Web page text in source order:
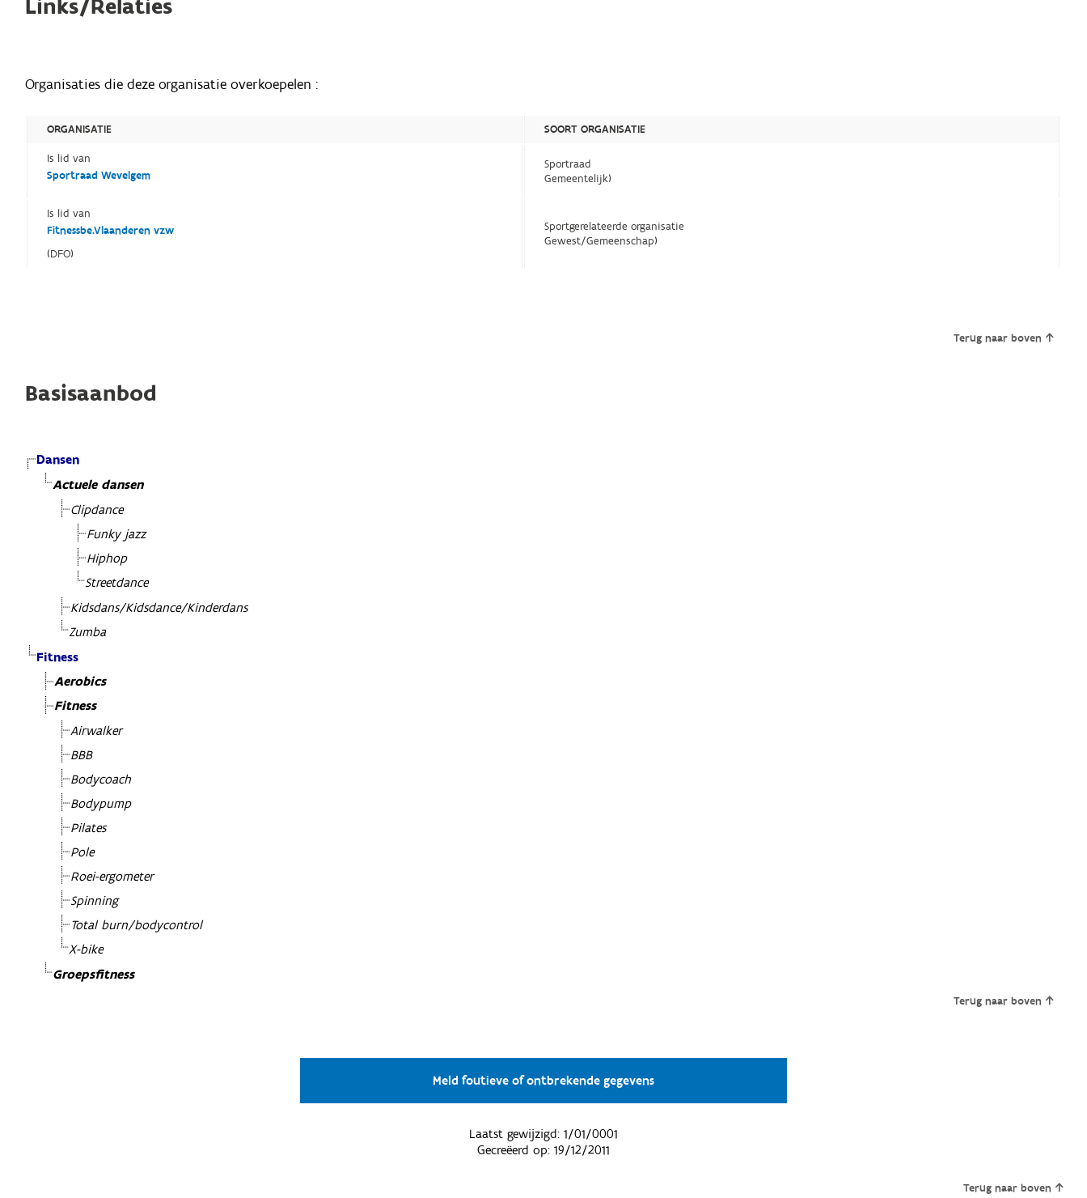
Links/Relaties
Organisaties die deze organisatie overkoepelen :
ORGANISATIE
SOORT ORGANISATIE
Is lid van
Sportraad Wevelgem
Sportraad
Gemeentelijk)
Is lid van
Fitnessbe.Vlaanderen vzw
(DFO)
Sportgerelateerde organisatie
Gewest/Gemeenschap)
Terug naar boven
Basisaanbod
Dansen
Actuele dansen
Clipdance
Funky jazz
Hiphop
Streetdance
Kidsdans/Kidsdance/Kinderdans
Zumba
Fitness
Aerobics
Fitness
Airwalker
BBB
Bodycoach
Bodypump
Pilates
Pole
Roei-ergometer
Spinning
Total burn/bodycontrol
X-bike
Groepsfitness
Terug naar boven
Meld foutieve of ontbrekende gegevens
Laatst gewijzigd: 1/01/0001
Gecreëerd op: 19/12/2011
Terug naar boven